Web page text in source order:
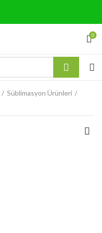
0
Süblimasyon Ürünleri